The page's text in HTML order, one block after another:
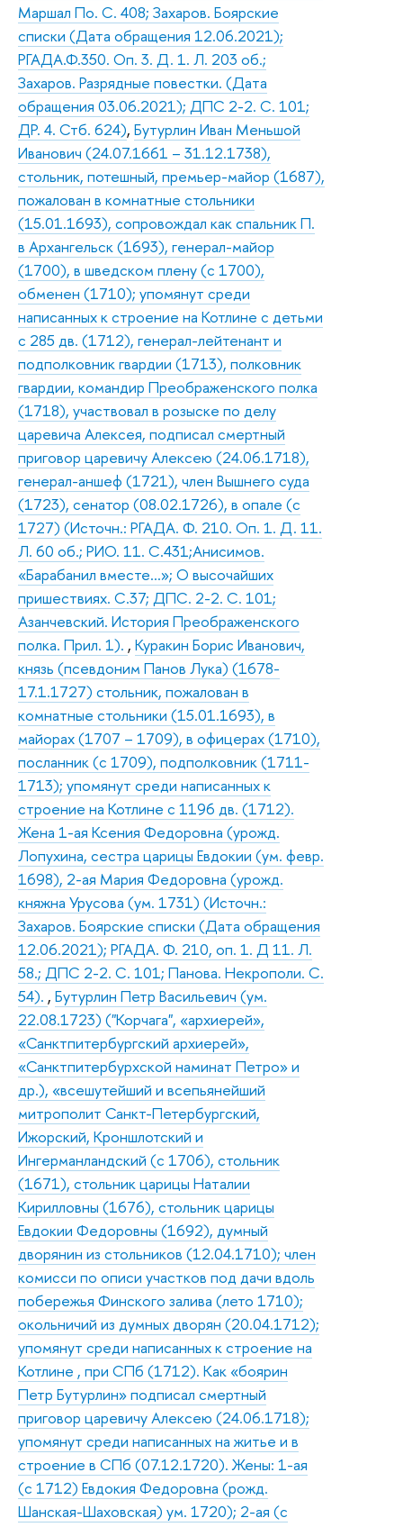
Маршал По. С. 408; Захаров. Боярские
списки (Дата обращения 12.06.2021);
РГАДА.Ф.350. Оп. 3. Д. 1. Л. 203 об.;
Захаров. Разрядные повестки. (Дата
обращения 03.06.2021); ДПС 2-2. С. 101;
ДР. 4. Стб. 624), Бутурлин Иван Меньшой
Иванович (24.07.1661 – 31.12.1738),
стольник, потешный, премьер-майор (1687),
пожалован в комнатные стольники
(15.01.1693), сопровождал как спальник П.
в Архангельск (1693), генерал-майор
(1700), в шведском плену (с 1700),
обменен (1710); упомянут среди
написанных к строение на Котлине с детьми
с 285 дв. (1712), генерал-лейтенант и
подполковник гвардии (1713), полковник
гвардии, командир Преображенского полка
(1718), участвовал в розыске по делу
царевича Алексея, подписал смертный
приговор царевичу Алексею (24.06.1718),
генерал-аншеф (1721), член Вышнего суда
(1723), сенатор (08.02.1726), в опале (с
1727) (Источн.: РГАДА. Ф. 210. Оп. 1. Д. 11.
Л. 60 об.; РИО. 11. С.431;Анисимов.
«Барабанил вместе…»; О высочайших
пришествиях. С.37; ДПС. 2-2. С. 101;
Азанчевский. История Преображенского
полка. Прил. 1). , Куракин Борис Иванович,
князь (псевдоним Панов Лука) (1678-
17.1.1727) стольник, пожалован в
комнатные стольники (15.01.1693), в
майорах (1707 – 1709), в офицерах (1710),
посланник (с 1709), подполковник (1711-
1713); упомянут среди написанных к
строение на Котлине с 1196 дв. (1712).
Жена 1-ая Ксения Федоровна (урожд.
Лопухина, сестра царицы Евдокии (ум. февр.
1698), 2-ая Мария Федоровна (урожд.
княжна Урусова (ум. 1731) (Источн.:
Захаров. Боярские списки (Дата обращения
12.06.2021); РГАДА. Ф. 210, оп. 1. Д 11. Л.
58.; ДПС 2-2. С. 101; Панова. Некрополи. С.
54). , Бутурлин Петр Васильевич (ум.
22.08.1723) ("Корчага", «архиерей»,
«Санктпитербургский архиерей»,
«Санктпитербурхской наминат Петро» и
др.), «всешутейший и всепьянейший
митрополит Санкт-Петербургский,
Ижорский, Кроншлотский и
Ингерманландский (с 1706), стольник
(1671), стольник царицы Наталии
Кирилловны (1676), стольник царицы
Евдокии Федоровны (1692), думный
дворянин из стольников (12.04.1710); член
комисси по описи участков под дачи вдоль
побережья Финского залива (лето 1710);
окольничий из думных дворян (20.04.1712);
упомянут среди написанных к строение на
Котлине , при СПб (1712). Как «боярин
Петр Бутурлин» подписал смертный
приговор царевичу Алексею (24.06.1718);
упомянут среди написанных на житье и в
строение в СПб (07.12.1720). Жены: 1-ая
(с 1712) Евдокия Федоровна (рожд.
Шанская-Шаховская) ум. 1720); 2-ая (с